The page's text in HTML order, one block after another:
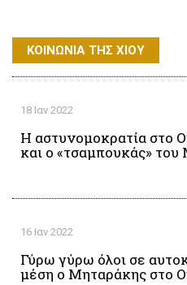
ΚΟΙΝΩΝΙΑ ΤΗΣ ΧΙΟΥ
18 Ιαν 2022
Η αστυνομοκρατία στο
και ο «τσαμπουκάς»
16 Ιαν 2022
Γύρω γύρω όλοι σε
μέση ο Μηταράκης στο